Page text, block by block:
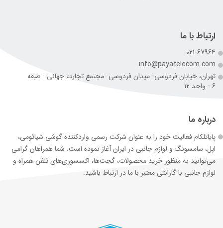
ارتباط با ما
021-67964
info@payatelecom.com
تهران، خیابان فردوسی- میدان فردوسی- مجتمع تجارت جهانی - طبقه
6 - واحد 12
درباره ما
پایاتلکام فعالیت خود را به عنوان شرکت رسمی وارد‌کننده گوشی شیائومی،
اپل، سامسونگ و لوازم جانبی در ایران آغاز نموده است. شما همراهان گرامی
می‌توانید به منظور خرید محصولات، گجت‌ها، اکسسوری‌های تلفن همراه و
لوازم جانبی با گارانتی معتبر با ما در ارتباط باشید.